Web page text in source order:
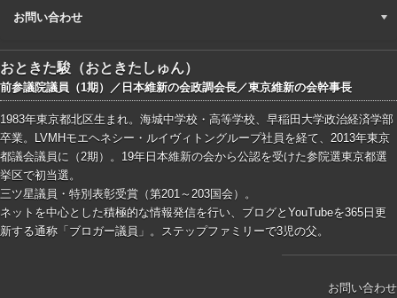
お問い合わせ
おときた駿（おときたしゅん）
前参議院議員（1期）／日本維新の会政調会長／東京維新の会幹事長
1983年東京都北区生まれ。海城中学校・高等学校、早稲田大学政治経済学部
卒業。LVMHモエヘネシー・ルイヴィトングループ社員を経て、2013年東京
都議会議員に（2期）。19年日本維新の会から公認を受けた参院選東京都選
挙区で初当選。
三ツ星議員・特別表彰受賞（第201～203国会）。
ネットを中心とした積極的な情報発信を行い、ブログとYouTubeを365日更
新する通称「ブロガー議員」。ステップファミリーで3児の父。
お問い合わせ